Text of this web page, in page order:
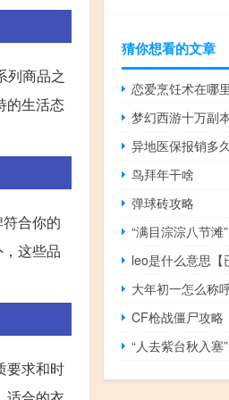
列商品之
的生活态
合你的
这些品
要求和时
猜你想看的文章
恋爱烹饪术在哪
梦幻西游十万副
异地医保报销多
鸟拜年干啥
弹球砖攻略
“满目淙淙八节滩
leo是什么意思【
大年初一怎么称
CF枪战僵尸攻略
“人去紫台秋入塞